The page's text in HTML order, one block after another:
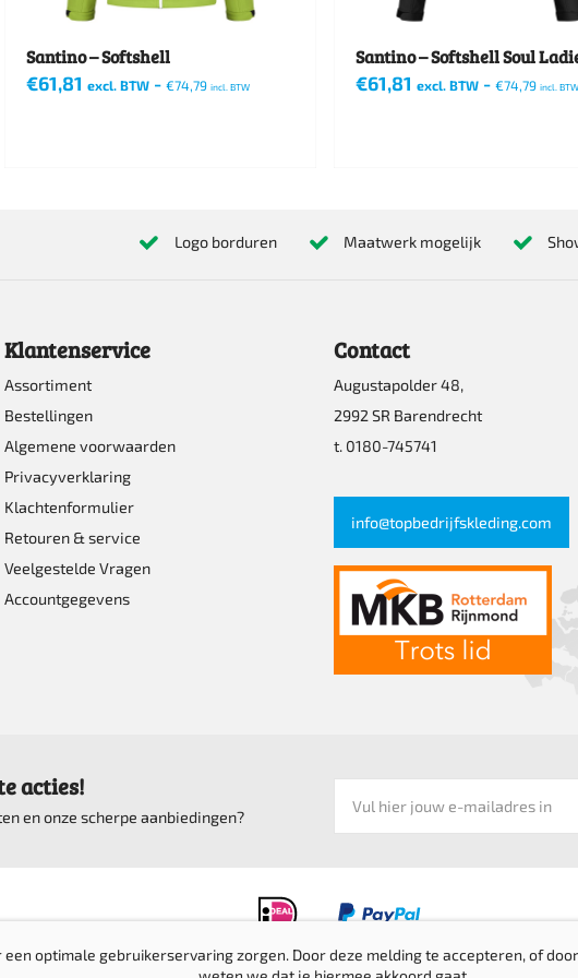
op
worden
op
de
Santino – Softshell
€61,81 excl. BTW- €74,79 incl. BTW
kan
gekozen
worden
op
productpagina
Santino – Softshell Soul
€61,81 excl. BTW- €74,79 incl. BTW
variaties.
kan
gekozen
worden
de
productpagina
Logo borduren Maatwerk mogelijk
Klantenservice
Assortiment
Bestellingen
Algemene voorwaarden
Privacyverklaring
Klachtenformulier
Retouren & service
Veelgestelde Vragen
Accountgegevens
Contact
Augustapolder 48,
2992 SR Barendrecht
t. 0180-745741
info@topbedrijfskleding.com
acties!
en onze scherpe aanbiedingen?
een optimale gebruikerservaring zorgen. Door deze melding te accepteren, of